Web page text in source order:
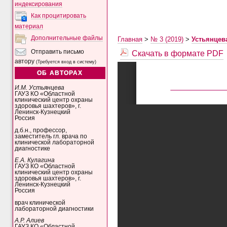
индексирования
Как процитировать
материал
Дополнительные файлы
Отправить письмо
автору(Требуется вход в систему)
ОБ АВТОРАХ
И.М. Устьянцева
ГАУЗ КО «Областной
клинический центр охраны
здоровья шахтеров», г.
Ленинск-Кузнецкий
Россия
д.б.н., профессор,
заместитель гл. врача по
клинической лабораторной
диагностике
Е.А. Кулагина
ГАУЗ КО «Областной
клинический центр охраны
здоровья шахтеров», г.
Ленинск-Кузнецкий
Россия
врач клинической
лабораторной диагностики
А.Р. Алиев
Главная> № 3 (2019)>
Скачать в формате PDF